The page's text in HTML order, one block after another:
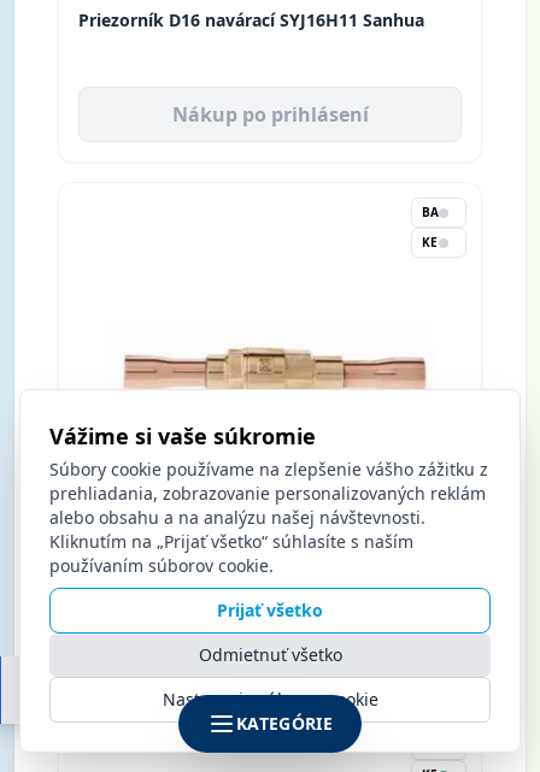
Priezorník D16 navárací SYJ16H11 Sanhua
Nákup po prihlásení
BA
KE
Spätný ventil D6 šróbovací 3112/2 1/4 Castel
Nákup po prihlásení
KATEGÓRIE
Vážime si vaše súkromie
Súbory cookie používame na zlepšenie vášho zážitku z
prehliadania, zobrazovanie personalizovaných reklám
alebo obsahu a na analýzu našej návštevnosti.
Kliknutím na „Prijať všetko“ súhlasíte s naším
používaním súborov cookie.
Prijať všetko
Odmietnuť všetko
Nastavenia súborov cookie